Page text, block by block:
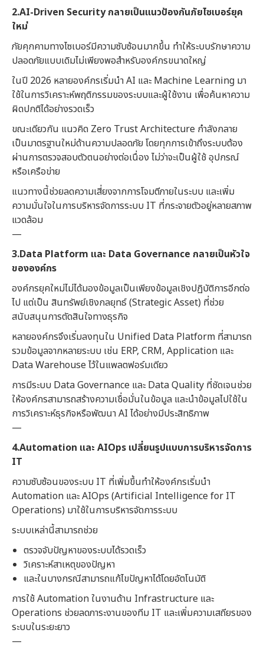
2.AI-Driven Security กลายเป็นแนวป้องกันภัยไซเบอร์ยุค
ใหม่
ภัยคุกคามทางไซเบอร์มีความซับซ้อนมากขึ้น ทำให้ระบบรักษาความ
ปลอดภัยแบบเดิมไม่เพียงพอสำหรับองค์กรขนาดใหญ่
ในปี 2026 หลายองค์กรเริ่มนำ AI และ Machine Learning มา
ใช้ในการวิเคราะห์พฤติกรรมของระบบและผู้ใช้งาน เพื่อค้นหาความ
ผิดปกติได้อย่างรวดเร็ว
ขณะเดียวกัน แนวคิด Zero Trust Architecture กำลังกลาย
เป็นมาตรฐานใหม่ด้านความปลอดภัย โดยทุกการเข้าถึงระบบต้อง
ผ่านการตรวจสอบตัวตนอย่างต่อเนื่อง ไม่ว่าจะเป็นผู้ใช้ อุปกรณ์
หรือเครือข่าย
แนวทางนี้ช่วยลดความเสี่ยงจากการโจมตีภายในระบบ และเพิ่ม
ความมั่นใจในการบริหารจัดการระบบ IT ที่กระจายตัวอยู่หลายสภาพ
แวดล้อม
—
3.Data Platform และ Data Governance กลายเป็นหัวใจ
ขององค์กร
องค์กรยุคใหม่ไม่ได้มองข้อมูลเป็นเพียงข้อมูลเชิงปฏิบัติการอีกต่อ
ไป แต่เป็น สินทรัพย์เชิงกลยุทธ์ (Strategic Asset) ที่ช่วย
สนับสนุนการตัดสินใจทางธุรกิจ
หลายองค์กรจึงเริ่มลงทุนใน Unified Data Platform ที่สามารถ
รวมข้อมูลจากหลายระบบ เช่น ERP, CRM, Application และ
Data Warehouse ไว้ในแพลตฟอร์มเดียว
การมีระบบ Data Governance และ Data Quality ที่ชัดเจนช่วย
ให้องค์กรสามารถสร้างความเชื่อมั่นในข้อมูล และนำข้อมูลไปใช้ใน
การวิเคราะห์ธุรกิจหรือพัฒนา AI ได้อย่างมีประสิทธิภาพ
—
4.Automation และ AIOps เปลี่ยนรูปแบบการบริหารจัดการ
IT
ความซับซ้อนของระบบ IT ที่เพิ่มขึ้นทำให้องค์กรเริ่มนำ
Automation และ AIOps (Artificial Intelligence for IT
Operations) มาใช้ในการบริหารจัดการระบบ
ระบบเหล่านี้สามารถช่วย
ตรวจจับปัญหาของระบบได้รวดเร็ว
วิเคราะห์สาเหตุของปัญหา
และในบางกรณีสามารถแก้ไขปัญหาได้โดยอัตโนมัติ
การใช้ Automation ในงานด้าน Infrastructure และ
Operations ช่วยลดภาระงานของทีม IT และเพิ่มความเสถียรของ
ระบบในระยะยาว
—